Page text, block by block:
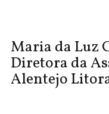
Maria da Luz
Diretora da
Alentejo